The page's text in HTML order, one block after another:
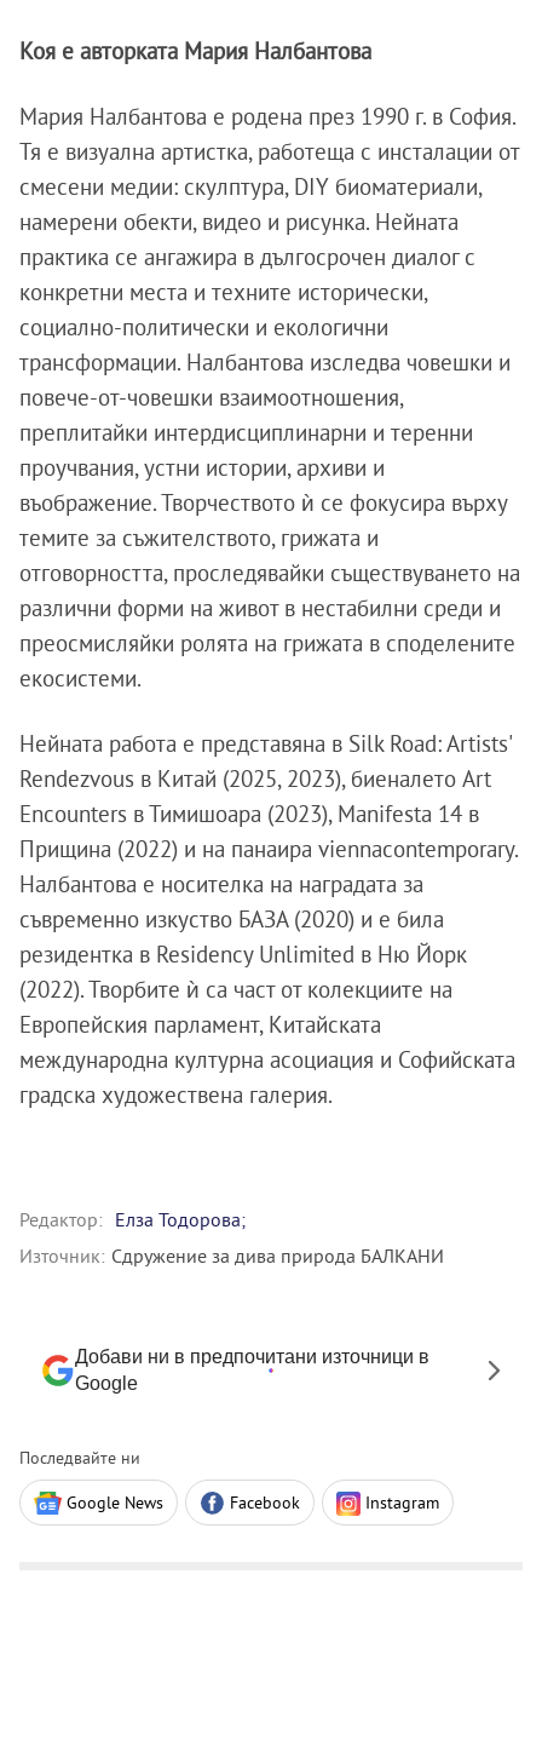
Коя е авторката Мария Налбантова
Мария Налбантова е родена през 1990 г. в София.
Тя е визуална артистка, работеща с инсталации от
смесени медии: скулптура, DIY биоматериали,
намерени обекти, видео и рисунка. Нейната
практика се ангажира в дългосрочен диалог с
конкретни места и техните исторически,
социално-политически и екологични
трансформации. Налбантова изследва човешки и
повече-от-човешки взаимоотношения,
преплитайки интердисциплинарни и теренни
проучвания, устни истории, архиви и
въображение. Творчеството ѝ се фокусира върху
темите за съжителството, грижата и
отговорността, проследявайки съществуването на
различни форми на живот в нестабилни среди и
преосмисляйки ролята на грижата в споделените
екосистеми.
Нейната работа е представяна в Silk Road: Artists'
Rendezvous в Китай (2025, 2023), биеналето Art
Encounters в Тимишоара (2023), Manifesta 14 в
Прищина (2022) и на панаира viennacontemporary.
Налбантова е носителка на наградата за
съвременно изкуство БАЗА (2020) и е била
резидентка в Residency Unlimited в Ню Йорк
(2022). Творбите ѝ са част от колекциите на
Европейския парламент, Китайската
международна културна асоциация и Софийската
градска художествена галерия.
Редактор: Елза Тодорова;
Източник: Сдружение за дива природа БАЛКАНИ
Добави ни в предпочитани източници в
Google
Последвайте ни
Google News Facebook Instagram